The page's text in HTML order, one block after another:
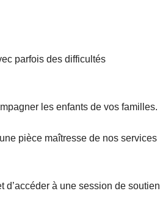
parfois des difficultés
les enfants de vos familles.
pièce maîtresse de nos services
d’accéder à une session de soutien